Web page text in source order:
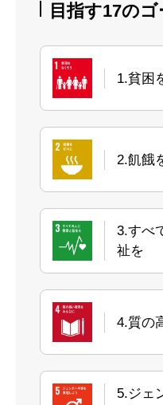
目指す17の
1.貧困
2.飢餓
3.すべ
祉を
4.質の
5.ジェ